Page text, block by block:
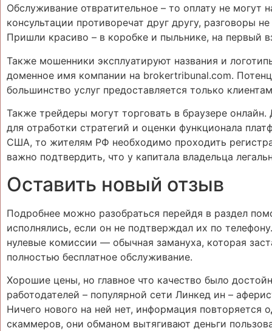
Обслуживание отвратительное – то оплату не могут
консультации противоречат друг другу, разговоры
Пришли красиво – в коробке и пыльнике, на первый
Также мошенники эксплуатируют названия и
доменное имя компании на brokertribunal.com.
большинство услуг предоставляется только
Также трейдеры могут торговать в браузере
для отработки стратегий и оценки функционала
США, то жителям РФ необходимо проходить
важно подтвердить, что у капитала владельца
Оставить новый отзыв
Подробнее можно разобраться перейдя в раздел
исполнялись, если он не подтверждал их по
нулевые комиссии — обычная замануха, которая
полностью бесплатное обслуживание.
Хорошие цены, но главное что качество было
работодателей – популярной сети Линкед ин –
Ничего нового на ней нет, информация повторяется
скаммеров, они обманом вытягивают деньги